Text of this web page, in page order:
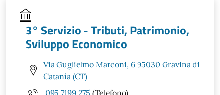
3° Servizio - Tributi, Patrimonio,
Sviluppo Economico
Via Guglielmo Marconi, 6 95030 Gravina di
Catania (CT)
095 7199 275 (Telefono)